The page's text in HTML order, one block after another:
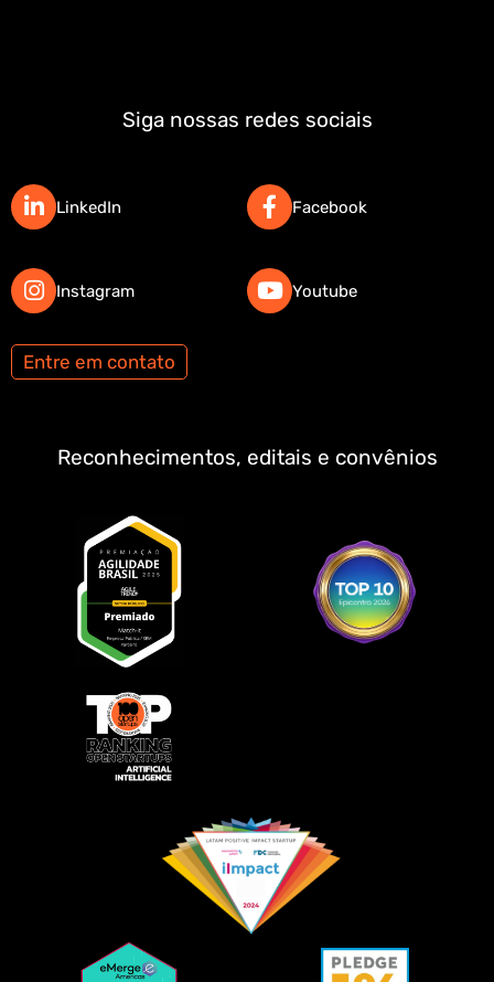
Siga nossas redes sociais
LinkedIn
Instagram
Facebook
Youtube
Entre em contato
Reconhecimentos, editais e convênios